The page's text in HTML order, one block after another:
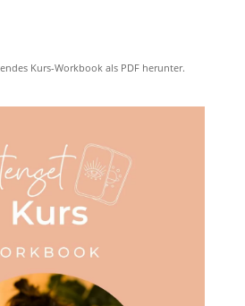
Kurs-Workbook als PDF herunter.